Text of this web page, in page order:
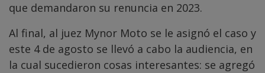
que demandaron su renuncia en 2023.
Al final, al juez Mynor Moto se le asignó el caso y
este 4 de agosto se llevó a cabo la audiencia, en
la cual sucedieron cosas interesantes: se agregó